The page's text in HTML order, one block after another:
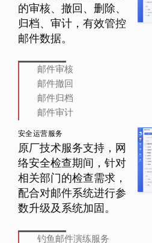
的审核、撤回、删除、
归档、审计，有效管控
邮件数据。
邮件审核
邮件撤回
邮件归档
邮件审计
安全运营服务
原厂技术服务支持，网
络安全检查期间，针对
相关部门的检查需求，
配合对邮件系统进行参
数升级及系统加固。
钓鱼邮件演练服务